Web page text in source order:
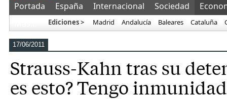
Portada España Internacional Sociedad
Ediciones > Madrid Andalucía Baleares Cataluña
17/06/2011
Strauss-Kahn tras su
es esto? Tengo